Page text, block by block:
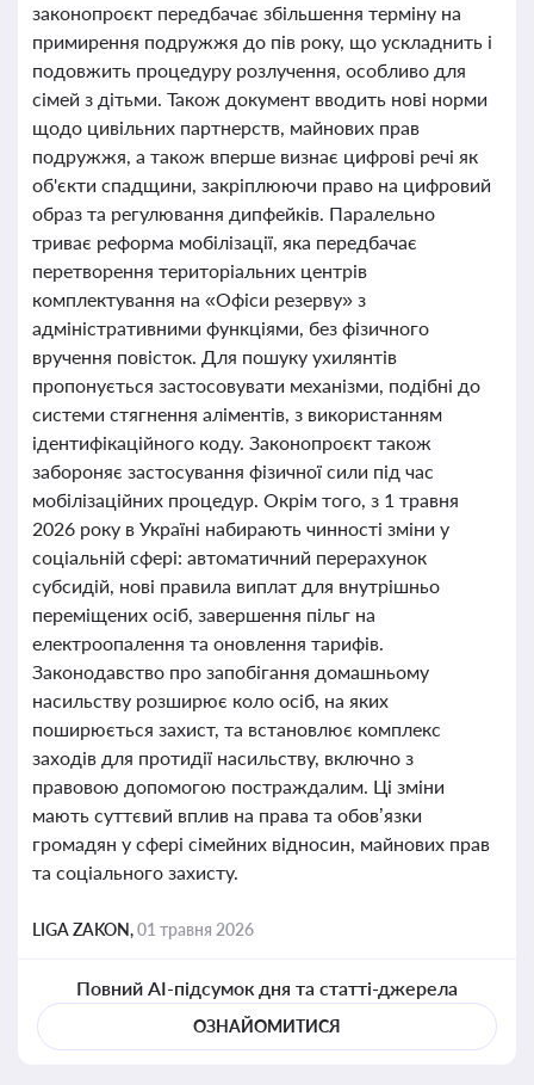
законопроєкт передбачає збільшення терміну на
примирення подружжя до пів року, що ускладнить і
подовжить процедуру розлучення, особливо для
сімей з дітьми. Також документ вводить нові норми
щодо цивільних партнерств, майнових прав
подружжя, а також вперше визнає цифрові речі як
об'єкти спадщини, закріплюючи право на цифровий
образ та регулювання дипфейків. Паралельно
триває реформа мобілізації, яка передбачає
перетворення територіальних центрів
комплектування на «Офіси резерву» з
адміністративними функціями, без фізичного
вручення повісток. Для пошуку ухилянтів
пропонується застосовувати механізми, подібні до
системи стягнення аліментів, з використанням
ідентифікаційного коду. Законопроєкт також
забороняє застосування фізичної сили під час
мобілізаційних процедур. Окрім того, з 1 травня
2026 року в Україні набирають чинності зміни у
соціальній сфері: автоматичний перерахунок
субсидій, нові правила виплат для внутрішньо
переміщених осіб, завершення пільг на
електроопалення та оновлення тарифів.
Законодавство про запобігання домашньому
насильству розширює коло осіб, на яких
поширюється захист, та встановлює комплекс
заходів для протидії насильству, включно з
правовою допомогою постраждалим. Ці зміни
мають суттєвий вплив на права та обов’язки
громадян у сфері сімейних відносин, майнових прав
та соціального захисту.
LIGA ZAKON,01 травня 2026
Повний AI-підсумок дня та статті-джерела
ОЗНАЙОМИТИСЯ